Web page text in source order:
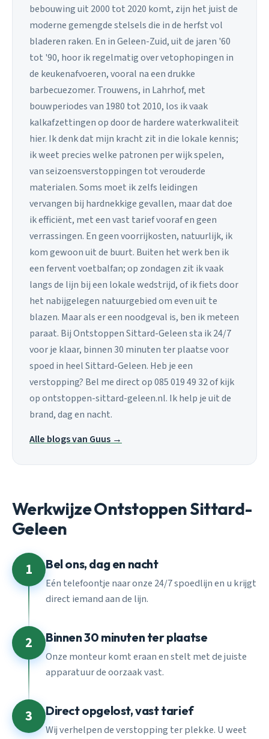
bebouwing uit 2000 tot 2020 komt, zijn het juist de
moderne gemengde stelsels die in de herfst vol
bladeren raken. En in Geleen-Zuid, uit de jaren '60
tot '90, hoor ik regelmatig over vetophopingen in
de keukenafvoeren, vooral na een drukke
barbecuezomer. Trouwens, in Lahrhof, met
bouwperiodes van 1980 tot 2010, los ik vaak
kalkafzettingen op door de hardere waterkwaliteit
hier. Ik denk dat mijn kracht zit in die lokale kennis;
ik weet precies welke patronen per wijk spelen,
van seizoensverstoppingen tot verouderde
materialen. Soms moet ik zelfs leidingen
vervangen bij hardnekkige gevallen, maar dat doe
ik efficiënt, met een vast tarief vooraf en geen
verrassingen. En geen voorrijkosten, natuurlijk, ik
kom gewoon uit de buurt. Buiten het werk ben ik
een fervent voetbalfan; op zondagen zit ik vaak
langs de lijn bij een lokale wedstrijd, of ik fiets door
het nabijgelegen natuurgebied om even uit te
blazen. Maar als er een noodgeval is, ben ik meteen
paraat. Bij Ontstoppen Sittard-Geleen sta ik 24/7
voor je klaar, binnen 30 minuten ter plaatse voor
spoed in heel Sittard-Geleen. Heb je een
verstopping? Bel me direct op 085 019 49 32 of kijk
op ontstoppen-sittard-geleen.nl. Ik help je uit de
brand, dag en nacht.
Alle blogs van Guus →
Werkwijze Ontstoppen Sittard-
Geleen
1 Bel ons, dag en nacht
Eén telefoontje naar onze 24/7 spoedlijn en u krijgt
direct iemand aan de lijn.
2 Binnen 30 minuten ter plaatse
Onze monteur komt eraan en stelt met de juiste
apparatuur de oorzaak vast.
3 Direct opgelost, vast tarief
Wij verhelpen de verstopping ter plekke. U weet